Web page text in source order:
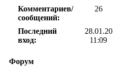
Комментариев/
сообщений:
26
Последний
вход:
28.01.20
11:09
Форум